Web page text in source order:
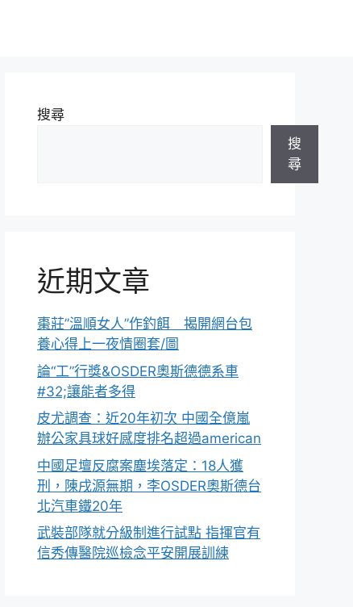
搜尋
搜
尋
近期文章
棗莊”溫順女人”作釣餌 揭開網台包
養心得上一夜情圈套/圖
論“工”行獎&OSDER奧斯德德系車
#32;讓能者多得
皮尤調查：近20年初次 中國全億嵐
辦公家具球好感度排名超過american
中國足壇反腐案塵埃落定：18人獲
刑，陳戌源無期，李OSDER奧斯德台
北汽車鐵20年
武裝部隊就分級制進行試點 指揮官有
信秀傳醫院巡檢念平安開展訓練